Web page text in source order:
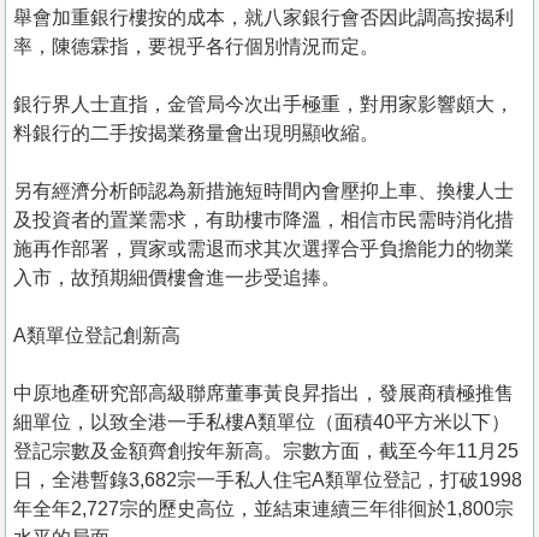
舉會加重銀行樓按的成本，就八家銀行會否因此調高按揭利
率，陳德霖指，要視乎各行個別情況而定。
銀行界人士直指，金管局今次出手極重，對用家影響頗大，
料銀行的二手按揭業務量會出現明顯收縮。
另有經濟分析師認為新措施短時間內會壓抑上車、換樓人士
及投資者的置業需求，有助樓巿降溫，相信市民需時消化措
施再作部署，買家或需退而求其次選擇合乎負擔能力的物業
入市，故預期細價樓會進一步受追捧。
A類單位登記創新高
中原地產研究部高級聯席董事黃良昇指出，發展商積極推售
細單位，以致全港一手私樓A類單位（面積40平方米以下）
登記宗數及金額齊創按年新高。宗數方面，截至今年11月25
日，全港暫錄3,682宗一手私人住宅A類單位登記，打破1998
年全年2,727宗的歷史高位，並結束連續三年徘徊於1,800宗